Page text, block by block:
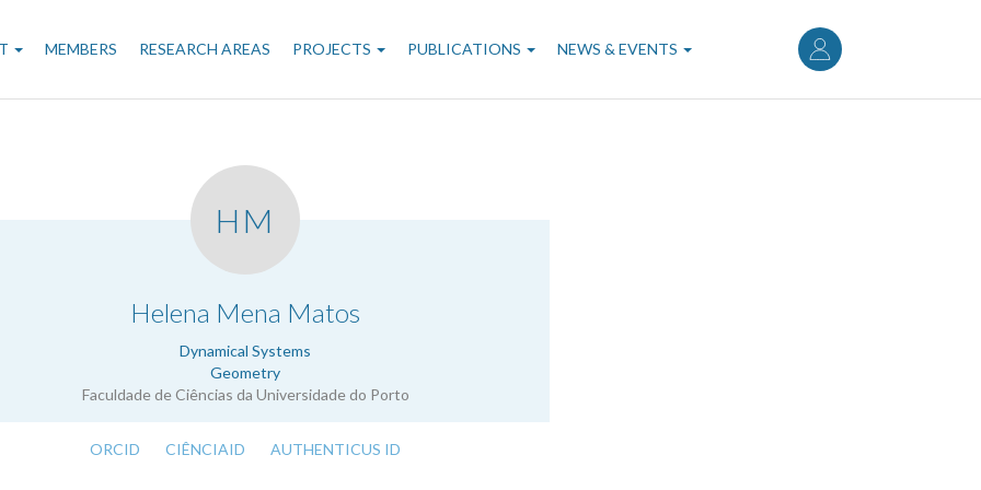
User
account
menu
MEMBERS RESEARCH AREAS PROJECTS PUBLICATIONS NEWS & EVENTS
HM
Helena Mena Matos
Dynamical Systems
Geometry
Faculdade de Ciências da Universidade do Porto
.
ORCID CIÊNCIAID AUTHENTICUS ID